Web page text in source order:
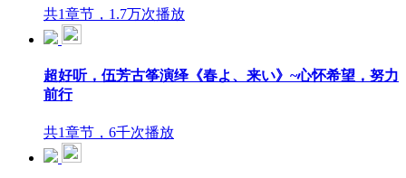
共1章节，1.7万次播放
超好听，伍芳古筝演绎《春よ、来い》~心怀希望，努力
前行
共1章节，6千次播放